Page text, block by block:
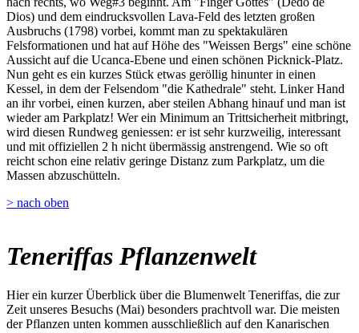
Dios) und dem eindrucksvollen Lava-Feld des letzten großen
Ausbruchs (1798) vorbei, kommt man zu spektakulären
Felsformationen und hat auf Höhe des "Weissen Bergs" eine schöne
Aussicht auf die Ucanca-Ebene und einen schönen Picknick-Platz.
Nun geht es ein kurzes Stück etwas geröllig hinunter in einen
Kessel, in dem der Felsendom "die Kathedrale" steht. Linker Hand
an ihr vorbei, einen kurzen, aber steilen Abhang hinauf und man ist
wieder am Parkplatz! Wer ein Minimum an Trittsicherheit mitbringt,
wird diesen Rundweg geniessen: er ist sehr kurzweilig, interessant
und mit offiziellen 2 h nicht übermässig anstrengend. Wie so oft
reicht schon eine relativ geringe Distanz zum Parkplatz, um die
Massen abzuschütteln.
> nach oben
Teneriffas Pflanzenwelt
Hier ein kurzer Überblick über die Blumenwelt Teneriffas, die zur
Zeit unseres Besuchs (Mai) besonders prachtvoll war. Die meisten
der Pflanzen unten kommen ausschließlich auf den Kanarischen